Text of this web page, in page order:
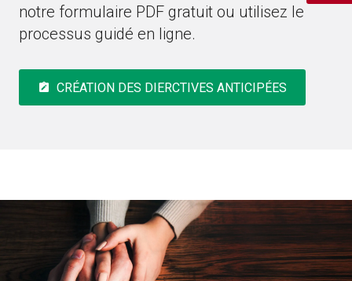
notre formulaire PDF gratuit ou utilisez le
processus guidé en ligne.
note_alt CRÉATION DES DIERCTIVES ANTICIPÉES